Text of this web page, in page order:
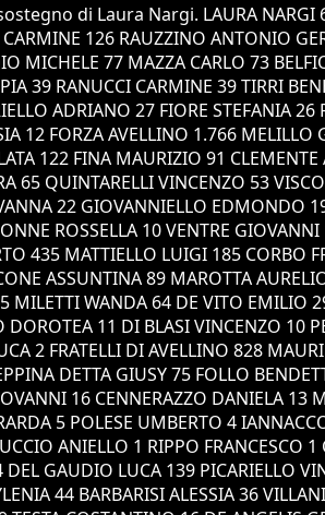
di Laura Nargi. LAURA NARGI
126 RAUZZINO ANTONIO
MICHELE 77 MAZZA CARLO 73
39 RANUCCI CARMINE 39 TIRRI
ADRIANO 27 FIORE STEFANIA
12 FORZA AVELLINO 1.766
122 FINA MAURIZIO 91
65 QUINTARELLI VINCENZO 53
22 GIOVANNIELLO EDMONDO
ROSSELLA 10 VENTRE
435 MATTIELLO LUIGI 185 CORBO
ASSUNTINA 89 MAROTTA
WANDA 64 DE VITO EMILIO
11 DI BLASI VINCENZO 10
2 FRATELLI DI AVELLINO 828
DETTA GIUSY 75 FOLLO
16 CENNERAZZO DANIELA 13
5 POLESE UMBERTO 4
ANIELLO 1 RIPPO FRANCESCO
GAUDIO LUCA 139 PICARIELLO
44 BARBARISI ALESSIA 36